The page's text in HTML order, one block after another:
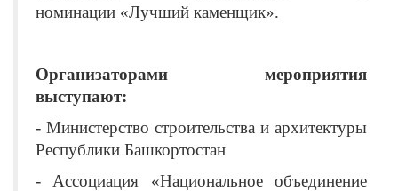
номинации «Лучший каменщик».
Организаторами мероприятия
выступают:
- Министерство строительства и архитектуры
Республики Башкортостан
- Ассоциация «Национальное объединение